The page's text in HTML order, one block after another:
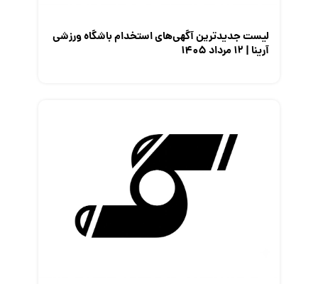
لیست جدیدترین آگهی‌های استخدام باشگاه ورزشی
آرینا | ۱۲ مرداد ۱۴۰۵